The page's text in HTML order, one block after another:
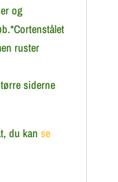
og
ruster
siderne
du kan se